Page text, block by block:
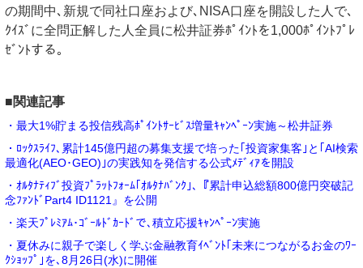
の期間中､新規で同社口座および､NISA口座を開設した人で､
ｸｲｽﾞに全問正解した人全員に松井証券ﾎﾟｲﾝﾄを1,000ﾎﾟｲﾝﾄﾌﾟﾚ
ｾﾞﾝﾄする｡
■関連記事
・最大1%貯まる投信残高ﾎﾟｲﾝﾄｻｰﾋﾞｽ増量ｷｬﾝﾍﾟｰﾝ実施～松井証券
・ﾛｯｸｽﾗｲﾌ､累計145億円超の募集支援で培った｢投資家集客｣と｢AI検索
最適化(AEO･GEO)｣の実践知を発信する公式ﾒﾃﾞｨｱを開設
・ｵﾙﾀﾅﾃｨﾌﾞ投資ﾌﾟﾗｯﾄﾌｫｰﾑ｢ｵﾙﾀﾅﾊﾞﾝｸ｣､『累計申込総額800億円突破記
念ﾌｧﾝﾄﾞPart4 ID1121』を公開
・楽天ﾌﾟﾚﾐｱﾑ･ｺﾞｰﾙﾄﾞｶｰﾄﾞで､積立応援ｷｬﾝﾍﾟｰﾝ実施
・夏休みに親子で楽しく学ぶ金融教育ｲﾍﾞﾝﾄ｢未来につながるお金のﾜｰ
ｸｼｮｯﾌﾟ｣を､8月26日(水)に開催